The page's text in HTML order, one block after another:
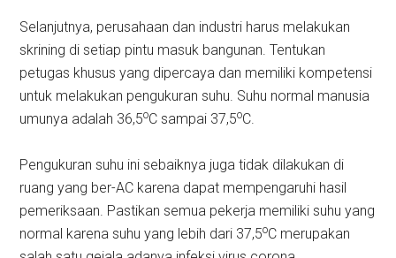
Selanjutnya, perusahaan dan industri harus melakukan
skrining di setiap pintu masuk bangunan. Tentukan
petugas khusus yang dipercaya dan memiliki kompetensi
untuk melakukan pengukuran suhu. Suhu normal manusia
umunya adalah 36,5oC sampai 37,5oC.
Pengukuran suhu ini sebaiknya juga tidak dilakukan di
ruang yang ber-AC karena dapat mempengaruhi hasil
pemeriksaan. Pastikan semua pekerja memiliki suhu yang
normal karena suhu yang lebih dari 37,5oC merupakan